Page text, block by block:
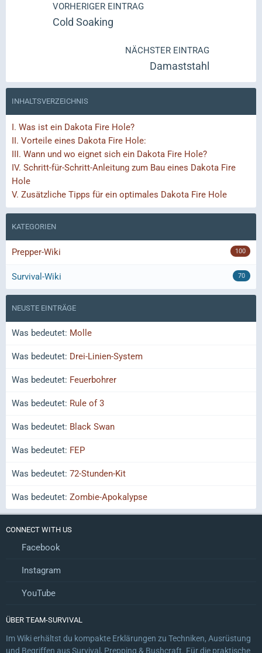
VORHERIGER EINTRAG
Cold Soaking
NÄCHSTER EINTRAG
Damaststahl
INHALTSVERZEICHNIS
I. Was ist ein Dakota Fire Hole?
II. Vorteile eines Dakota Fire Hole:
III. Wann und wo eignet sich ein Dakota Fire Hole?
IV. Schritt-für-Schritt-Anleitung zum Bau eines Dakota Fire
Hole
V. Zusätzliche Tipps für ein optimales Dakota Fire Hole
KATEGORIEN
Prepper-Wiki 100
Survival-Wiki 70
NEUSTE EINTRÄGE
Was bedeutet: Molle
Was bedeutet: Drei-Linien-System
Was bedeutet: Feuerbohrer
Was bedeutet: Rule of 3
Was bedeutet: Black Swan
Was bedeutet: FEP
Was bedeutet: 72-Stunden-Kit
Was bedeutet: Zombie-Apokalypse
CONNECT WITH US
Facebook
Instagram
YouTube
ÜBER TEAM-SURVIVAL
Im Wiki erhältst du kompakte Erklärungen zu Techniken, Ausrüstung
und Begriffen aus Survival, Prepping & Bushcraft. Für die praktische